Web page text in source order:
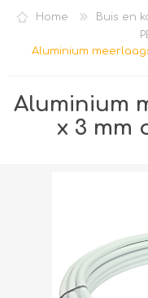
VERLANGLIJST
Home Buis en
Aluminium
Aluminium
x 3 mm